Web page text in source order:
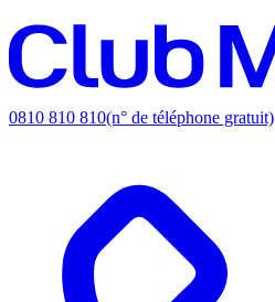
0810 810 810(n° de téléphone gratuit)